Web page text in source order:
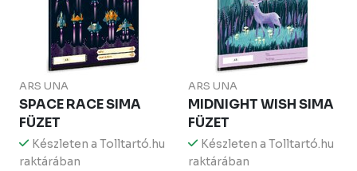
ARS UNA
SPACE RACE SIMA
FÜZET
Készleten a Tolltartó.hu
raktárában
ARS UNA
MIDNIGHT WISH SIMA
FÜZET
Készleten a Tolltartó.hu
raktárában